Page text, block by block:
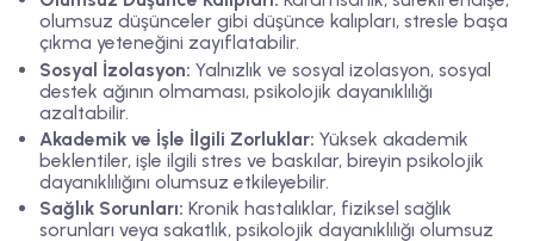
olumsuz düşünceler gibi düşünce kalıpları, stresle başa
çıkma yeteneğini zayıflatabilir.
Sosyal İzolasyon:Yalnızlık ve sosyal izolasyon, sosyal
destek ağının olmaması, psikolojik dayanıklılığı
azaltabilir.
Akademik ve İşle İlgili Zorluklar: Yüksek akademik
beklentiler, işle ilgili stres ve baskılar, bireyin psikolojik
dayanıklılığını olumsuz etkileyebilir.
Sağlık Sorunları:Kronik hastalıklar, fiziksel sağlık
sorunları veya sakatlık, psikolojik dayanıklılığı olumsuz